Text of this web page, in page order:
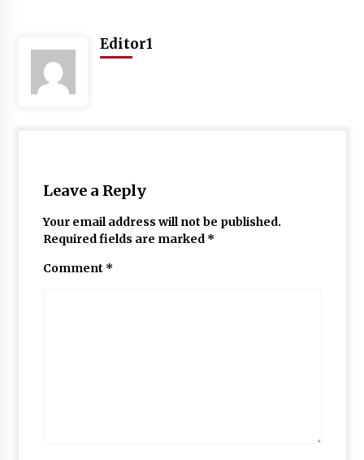
Editor1
Leave a Reply
Your email address will not be published.
Required fields are marked *
Comment *